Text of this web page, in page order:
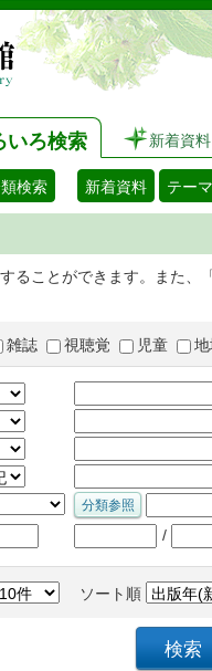
いろ検索 新着資料
検索 新着資料 テー
ることができます。また
雑誌 視聴覚 児童
/
ソート順